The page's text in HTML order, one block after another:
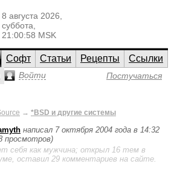
8 августа 2026,
суббота,
21:00:58 MSK
Софт Статьи Рецепты
Ссылки
Войти Постучаться
→ *BSD и другие системы
написал 7 октября 2004 года в 14:32
просмотров)
себя как мужчина; открыл 16 тем в
оставил 29 комментариев на сайте.